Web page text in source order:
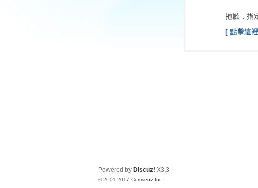
抱歉，指
[ 點擊這
Powered by Discuz! X3.3
© 2001-2017 Comsenz Inc.